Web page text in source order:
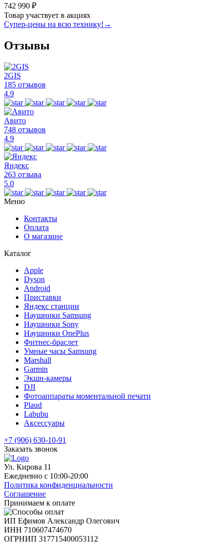
742 990 ₽
Товар участвует в акциях
Супер-цены на всю технику! →
Отзывы
2GIS
185 отзывов
4.9
Авито
748 отзывов
4.9
Яндекс
263 отзыва
5.0
Меню
Контакты
Оплата
О магазине
Каталог
Apple
Dyson
Android
Приставки
Яндекс станции
Наушники Samsung
Наушники Sony
Наушники OnePlus
Фитнес-браслет
Умные часы Samsung
Marshall
Garmin
Экшн-камеры
DJI
Фотоаппараты моментальной печати
Plaud
Labubu
Аксессуары
+7 (906) 630-10-91
Заказать звонок
Ул. Кирова 11
Ежедневно с 10:00-20:00
Политика конфиденциальности
Соглашение
Принимаем к оплате
ИП Ефимов Александр Олегович
ИНН 710607474670
ОГРНИП 317715400053112